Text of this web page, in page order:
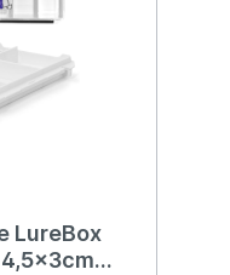
LureBox